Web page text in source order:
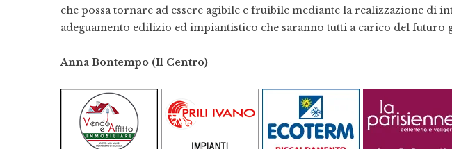
che possatornare ad essere agibile e fruibile mediante la realizzazione di
adeguamento edilizio ed impiantistico che saranno tutti a carico del futuro
Anna Bontempo (Il Centro)